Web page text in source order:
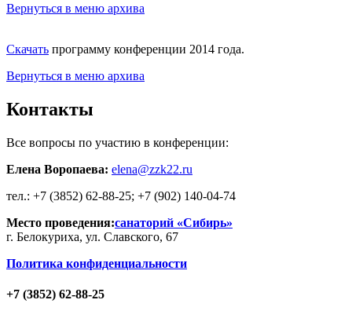
Вернуться в меню архива
Скачать программу конференции 2014 года.
Вернуться в меню архива
Контакты
Все вопросы по участию в конференции:
Елена Воропаева: elena@zzk22.ru
тел.: +7 (3852) 62-88-25; +7 (902) 140-04-74
Место проведения:санаторий «Сибирь»
г. Белокуриха, ул. Славского, 67
Политика конфиденциальности
+7 (3852) 62-88-25